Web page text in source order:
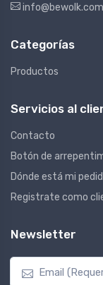
info@bewolk.com
Categorías
Productos
Servicios al
Contacto
Botón de
Dónde está mi
Registrate como
Newsletter